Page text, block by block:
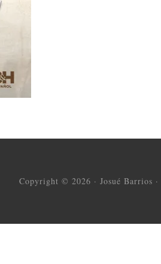
Copyright © 2026 · Josué Barrios ·